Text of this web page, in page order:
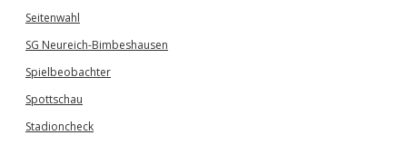
Seitenwahl
SG Neureich-Bimbeshausen
Spielbeobachter
Spottschau
Stadioncheck